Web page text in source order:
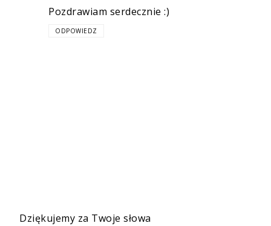
Pozdrawiam serdecznie :)
ODPOWIEDZ
Dziękujemy za Twoje słowa